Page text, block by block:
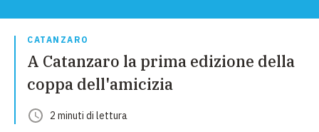
CATANZARO
A Catanzaro la prima edizione della
coppa dell'amicizia
2 minuti di lettura